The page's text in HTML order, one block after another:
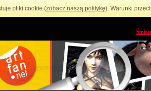
pliki cookie (zobacz naszą politykę). Warunki